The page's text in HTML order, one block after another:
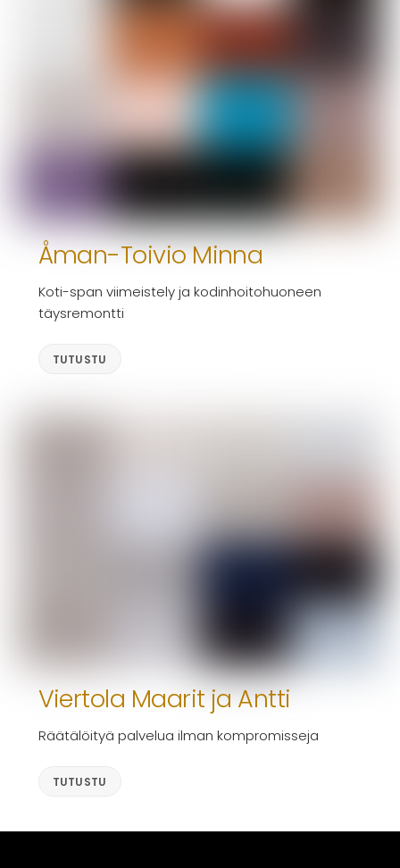
Åman-Toivio Minna
Koti-span viimeistely ja kodinhoitohuoneen
täysremontti
TUTUSTU
Viertola Maarit ja Antti
Räätälöityä palvelua ilman kompromisseja
TUTUSTU